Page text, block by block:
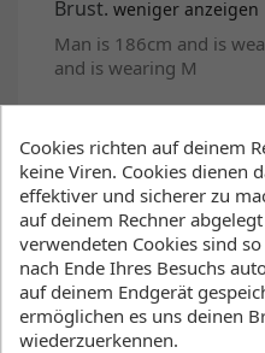
Brust. weniger anzeigen
Man is 186cm and is
and is wearing M
Produktcode:
Features
Organic cotton
Our organic cotton is
synthetic chemicals like
Organic farming saves
Cookies richten auf deinem
keine Viren. Cookies dienen
effektiver und sicherer zu
auf deinem Rechner
verwendeten Cookies sind so
nach Ende Ihres Besuchs
auf deinem Endgerät
ermöglichen es uns deinen
wiederzuerkennen.